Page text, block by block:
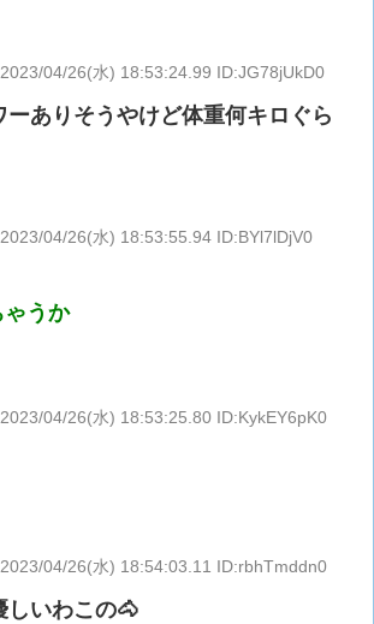
2023/04/26(水) 18:53:24.99 ID:JG78jUkD0
ーありそうやけど体重何キロぐら
2023/04/26(水) 18:53:55.94 ID:BYl7lDjV0
うか
2023/04/26(水) 18:53:25.80 ID:KykEY6pK0
2023/04/26(水) 18:54:03.11 ID:rbhTmddn0
しいわこの🐴